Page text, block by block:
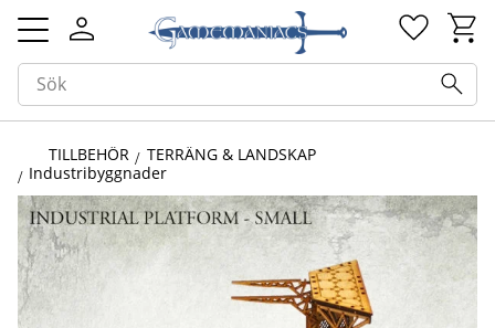
Meny
TILLBEHÖR
TERRÄNG & LANDSKAP
Industribyggnader